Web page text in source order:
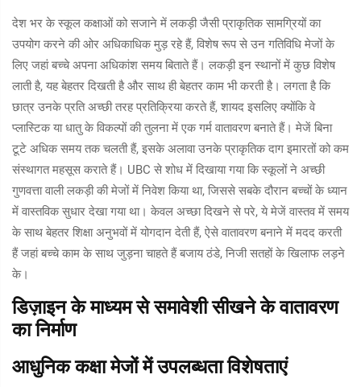
देश भर के स्कूल कक्षाओं को सजाने में लकड़ी जैसी प्राकृतिक सामग्रियों का
उपयोग करने की ओर अधिकाधिक मुड़ रहे हैं, विशेष रूप से उन गतिविधि मेजों के
लिए जहां बच्चे अपना अधिकांश समय बिताते हैं। लकड़ी इन स्थानों में कुछ विशेष
लाती है, यह बेहतर दिखती है और साथ ही बेहतर काम भी करती है। लगता है कि
छात्र उनके प्रति अच्छी तरह प्रतिक्रिया करते हैं, शायद इसलिए क्योंकि वे
प्लास्टिक या धातु के विकल्पों की तुलना में एक गर्म वातावरण बनाते हैं। मेजें बिना
टूटे अधिक समय तक चलती हैं, इसके अलावा उनके प्राकृतिक दाग इमारतों को कम
संस्थागत महसूस कराते हैं। UBC से शोध में दिखाया गया कि स्कूलों ने अच्छी
गुणवत्ता वाली लकड़ी की मेजों में निवेश किया था, जिससे सबके दौरान बच्चों के ध्यान
में वास्तविक सुधार देखा गया था। केवल अच्छा दिखने से परे, ये मेजें वास्तव में समय
के साथ बेहतर शिक्षा अनुभवों में योगदान देती हैं, ऐसे वातावरण बनाने में मदद करती
हैं जहां बच्चे काम के साथ जुड़ना चाहते हैं बजाय ठंडे, निजी सतहों के खिलाफ लड़ने
के।
डिज़ाइन के माध्यम से समावेशी सीखने के वातावरण
का निर्माण
आधुनिक कक्षा मेजों में उपलब्धता विशेषताएं